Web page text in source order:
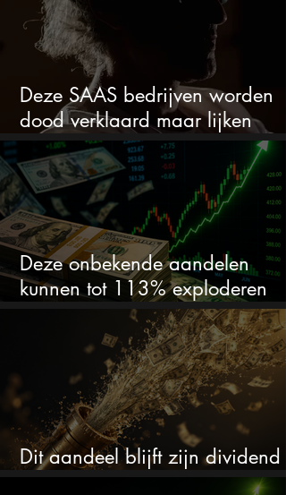
Deze SAAS bedrijven worden
dood verklaard maar lijken
springlevend
Deze onbekende aandelen
kunnen tot 113% exploderen
(één springt eruit)
Dit aandeel blijft zijn dividend
verhogen, wat er ook gebeurt